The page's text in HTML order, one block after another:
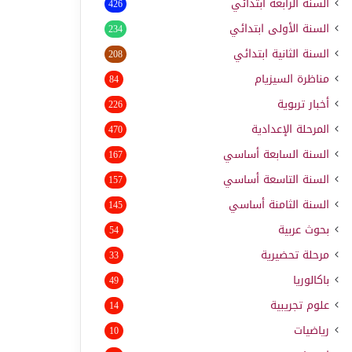
السنة الأولى ابتدائي 234
السنة الثانية ابتدائي 208
مناظرة السيزيام 84
أخبار تربوية 226
المرحلة الإعدادية 470
السنة السابعة أساسي 167
السنة التاسعة أساسي 157
السنة الثامنة أساسي 145
بحوث عربية 54
مرحلة تحضيرية 33
باكالوريا 49
علوم تجريبية 14
رياضيات 10